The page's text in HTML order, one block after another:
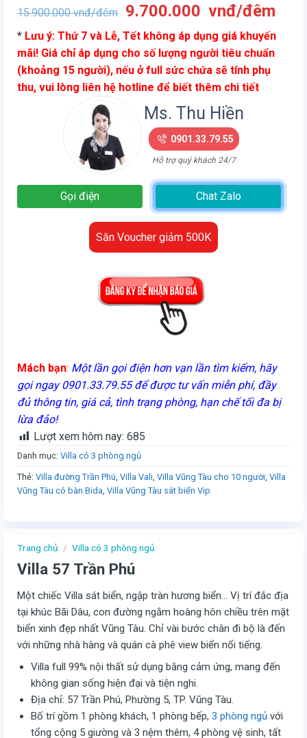
Trang chủ / Villa có 3 phòng ngủ
Villa 57 Trần Phú
Một chiếc Villa sát biển, ngập tràn hương biển… Vị trí đắc địa
tại khúc Bãi Dâu, con đường ngắm hoàng hôn chiều trên mặt
biển xinh đẹp nhất Vũng Tàu. Chỉ vài bước chân đi bộ là đến
với những nhà hàng và quán cà phê view biển nổi tiếng.
Villa full 99% nội thất sử dụng bằng cảm ứng, mang đến
không gian sống hiện đại và tiện nghi.
Địa chỉ: 57 Trần Phú, Phường 5, TP. Vũng Tàu.
Bố trí gồm 1 phòng khách, 1 phòng bếp, 3 phòng ngủvới
tổng cộng 5 giường và 3 nệm thêm, 4 phòng vệ sinh, tất
15.900.000vnđ/đêm
Giá
gốc
là:
15.900.000
vnđ/
đêm.
9.700.000 vnđ/đêmGiá
tại
là:
* Lưu ý: Thứ 7 và Lễ, Tết không áp dụng giá khuyến
mãi! Giá chỉ áp dụng cho số lượng người tiêu chuẩn
(khoảng 15 người), nếu ở full sức chứa sẽ tính phụ
thu, vui lòng liên hệ hotline để biết thêm chi tiết
Ms. Thu Hiền
0901.33.79.55
Hỗ trợ quý khách 24/7
Gọi điện Chat Zalo
Săn Voucher giảm 500K
Mách bạn: Một lần gọi điện hơn vạn lần tìm kiếm, hãy
gọi ngay 0901.33.79.55 để được tư vấn miễn phí, đầy
đủ thông tin, giá cả, tình trạng phòng, hạn chế tối đa bị
lừa đảo!
Lượt xem hôm nay: 685
Danh mục: Villa có 3 phòng ngủ
Thẻ: Villa đường Trần Phú, Villa Vali, Villa Vũng Tàu cho 10 người, Villa
Vũng Tàu có bàn Bida, Villa Vũng Tàu sát biển Vip